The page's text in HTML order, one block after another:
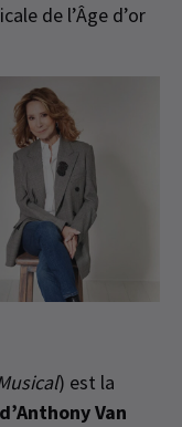
de l’Âge d’or
) est la
d’Anthony Van